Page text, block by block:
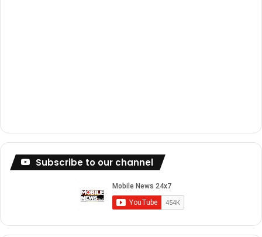
Subscribe to our channel